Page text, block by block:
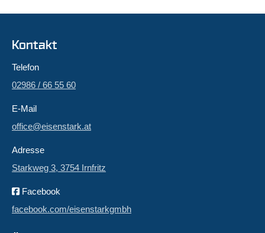
Kontakt
Telefon
02986 / 66 55 60
E-Mail
office@eisenstark.at
Adresse
Starkweg 3, 3754 Irnfritz
Facebook
facebook.com/eisenstarkgmbh